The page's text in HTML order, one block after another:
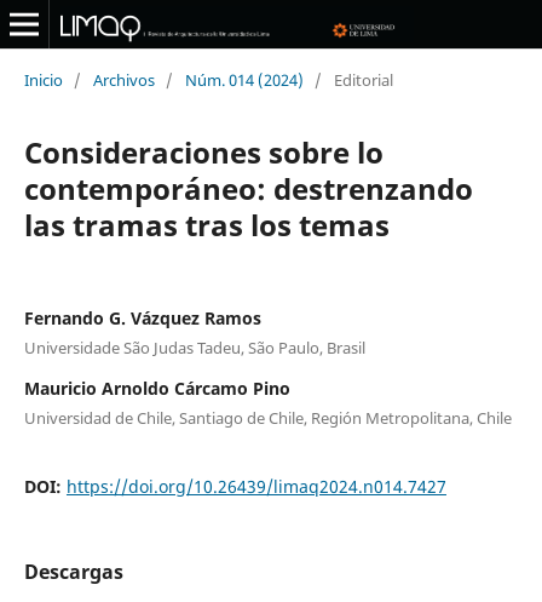
Inicio / Archivos / Núm. 014 (2024) / Editorial
Consideraciones sobre lo
contemporáneo: destrenzando
las tramas tras los temas
Fernando G. Vázquez Ramos
Universidade São Judas Tadeu, São Paulo, Brasil
Mauricio Arnoldo Cárcamo Pino
Universidad de Chile, Santiago de Chile, Región Metropolitana, Chile
DOI: https://doi.org/10.26439/limaq2024.n014.7427
Descargas